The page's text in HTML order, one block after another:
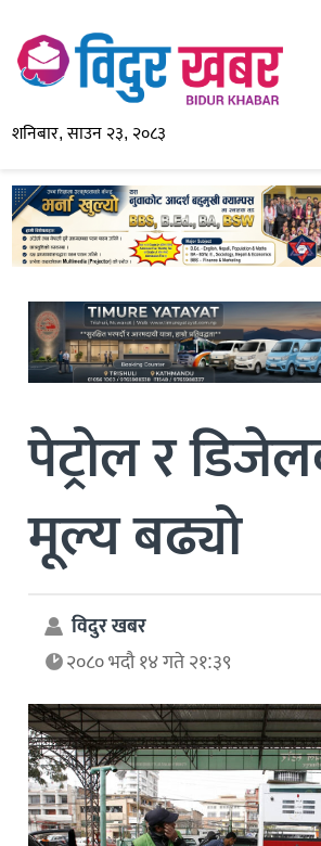
शनिबार, साउन २३, २०८३
पेट्रोल र
मूल्य बढ्यो
विदुर खबर
२०८० भदौ १४ गते २१:३९